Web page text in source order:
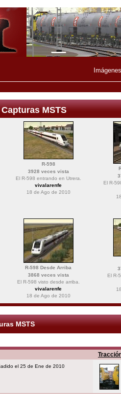
MSTS
R-598
3928 veces vista
El R-598 entrando en Utrera.
vivalarenfe
18 de Ago de 2010
El R-
R-598 Desde Arriba
3868 veces vista
El R-598 visto desde arriba.
vivalarenfe
18 de Ago de 2010
El R-
MSTS
el 25 de Ene de 2010